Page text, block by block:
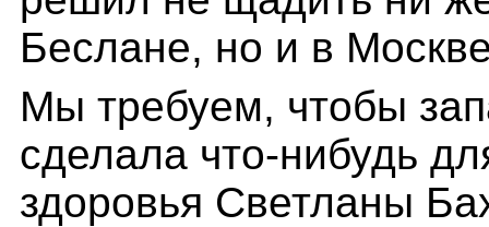
Беслане, но и в
Мы требуем, чтобы
сделала что-нибудь
здоровья Светланы